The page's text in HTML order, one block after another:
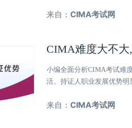
来自： CIMA考试网
CIMA难度大不
小编全面分析CIMA考试难
活。持证人职业发展优势
来自： CIMA考试网